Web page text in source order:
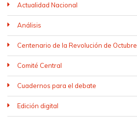
Actualidad Nacional
Análisis
Centenario de la Revolución de Octubre
Comité Central
Cuadernos para el debate
Edición digital